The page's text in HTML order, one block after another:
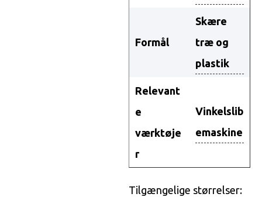
Formål
Skære
træ og
plastik
Relevant
e
værktøje
r
Vinkelslib
emaskine
Tilgængelige størrelser: